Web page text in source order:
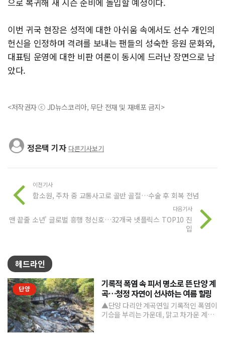
이번 귀국 현장은 성적에 대한 아쉬움 속에서도 선수 개인의
헌신을 인정하며 격려를 보내는 팬들의 성숙한 응원 문화와,
대표팀 운영에 대한 비판 여론이 동시에 드러난 장면으로 남
았다.
<저작권자 ⓒ JD뉴스코리아, 무단 전재 및 재배포 금지>
정은택 기자 다른기사보기
이전기사
함소원, 주차 중 교통사고로 골반 골절…수술 후 회복 전념
다음기사
맨 끝줄 소년' 글로벌 흥행 청신호…32개국 넷플릭스 TOP10 진
입
헤드라인
단양
기록적 폭염 속 피서 명소로 뜬 단양 계
곡…청정 자연이 선사하는 여름 힐링
▲단양 다리안 계곡연일 기록적인 폭염이
기승을 부리는 가운데, 맑고 차가운 계곡